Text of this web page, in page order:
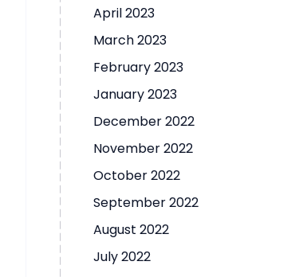
April 2023
March 2023
February 2023
January 2023
December 2022
November 2022
October 2022
September 2022
August 2022
July 2022